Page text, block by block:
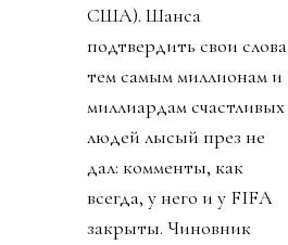
США). Шанса
подтвердить свои слова
тем самым миллионам и
миллиардам счастливых
людей лысый през не
дал: комменты, как
всегда, у него и у FIFA
закрыты. Чиновник